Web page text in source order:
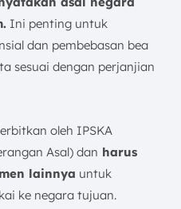
Ini penting untuk
dan pembebasan bea
sesuai dengan perjanjian
oleh IPSKA
Asal) dan harus
lainnya untuk
ke negara tujuan.